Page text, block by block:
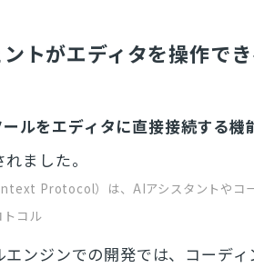
トがエディタを操作で
ルをエディタに直接接続する機
ました。
Protocol）は、AIアシスタントやコー
トコル
ンジンでの開発では、コーデ